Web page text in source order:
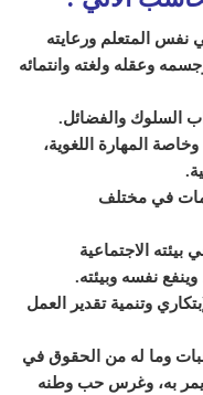
نفس المتعلم ورعايته
وعقله ولغته وانتمائه
السلوك والفضائل.
المهارة اللغوية،
في مختلف
بيئته الاجتماعية
نفسه وبيئته.
وتنمية تقدير العمل
وما له من الحقوق في
به، وغرس حب وطنه